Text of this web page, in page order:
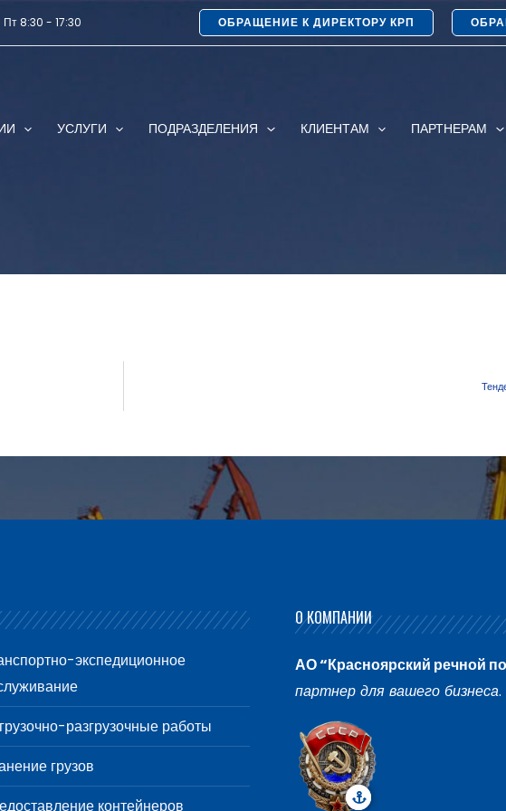
8:30 - 17:30 ОБРАЩЕНИЕ К ДИРЕКТОРУ КРП
УСЛУГИ ПОДРАЗДЕЛЕНИЯ КЛИЕНТАМ ПАРТНЕРАМ
экспедиционное
разгрузочные работы
грузов
контейнеров
О КОМПАНИИ
АО “Красноярский речной
партнер для вашего бизнеса.